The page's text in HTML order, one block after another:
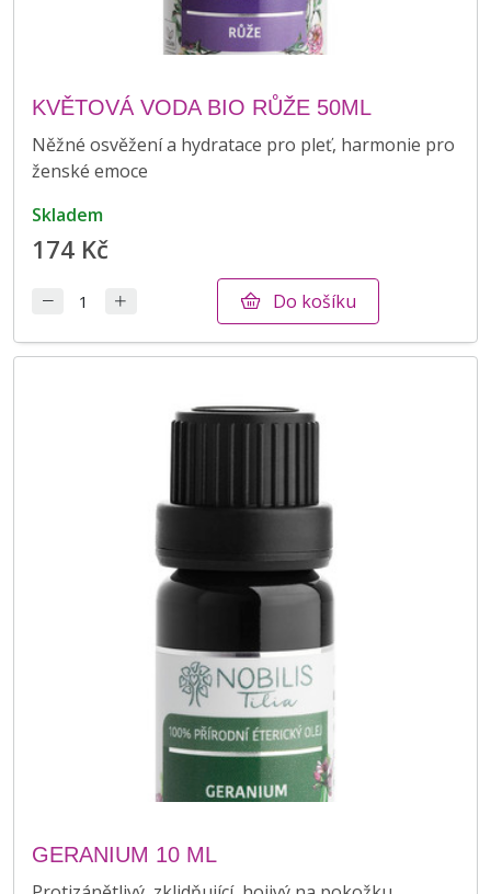
KVĚTOVÁ VODA BIO RŮŽE 50ML
Něžné osvěžení a hydratace pro pleť, harmonie pro
ženské emoce
skladem
174 Kč
Do košíku
GERANIUM 10 ML